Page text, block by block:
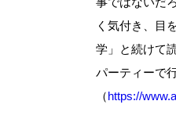
く気付き、目
学」と続けて
パーティーで
（https://